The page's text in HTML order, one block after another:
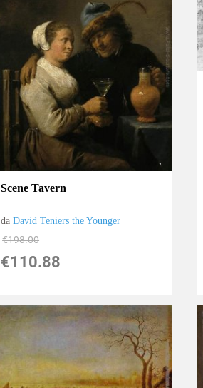
Scene Tavern
daDavid Teniers the Younger
€198.00
€110.88